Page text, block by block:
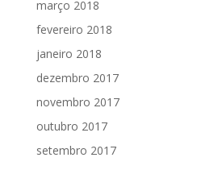
março 2018
fevereiro 2018
janeiro 2018
dezembro 2017
novembro 2017
outubro 2017
setembro 2017